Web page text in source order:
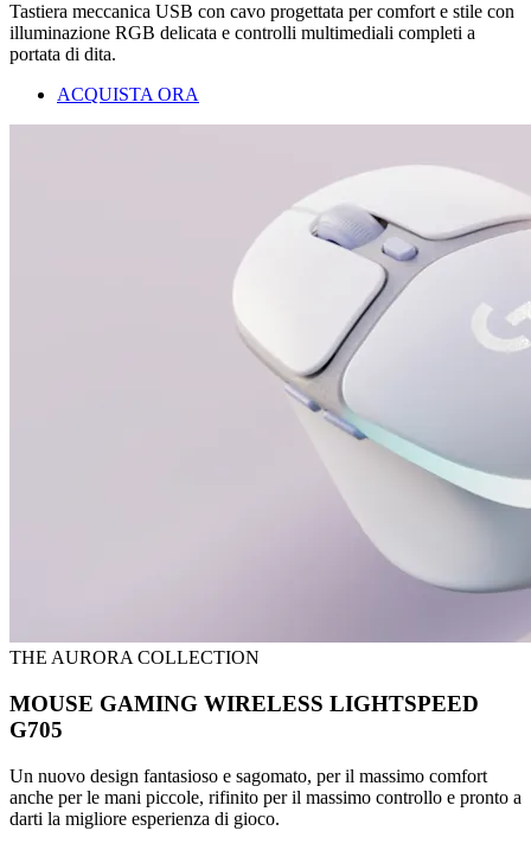
Tastiera meccanica USB con cavo progettata per comfort e stile con
illuminazione RGB delicata e controlli multimediali completi a
portata di dita.
ACQUISTA ORA
THE AURORA COLLECTION
MOUSE GAMING WIRELESS LIGHTSPEED
G705
Un nuovo design fantasioso e sagomato, per il massimo comfort
anche per le mani piccole, rifinito per il massimo controllo e pronto a
darti la migliore esperienza di gioco.